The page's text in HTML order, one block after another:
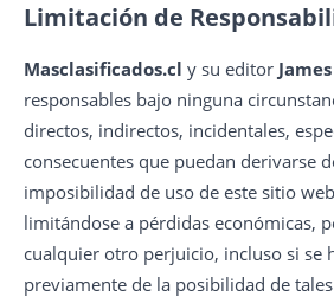
Limitación de
Masclasificados.cl y su editor
responsables bajo ninguna
directos, indirectos, incidentales,
consecuentes que puedan derivarse
imposibilidad de uso de este sitio
limitándose a pérdidas económicas,
cualquier otro perjuicio, incluso si se
previamente de la posibilidad de